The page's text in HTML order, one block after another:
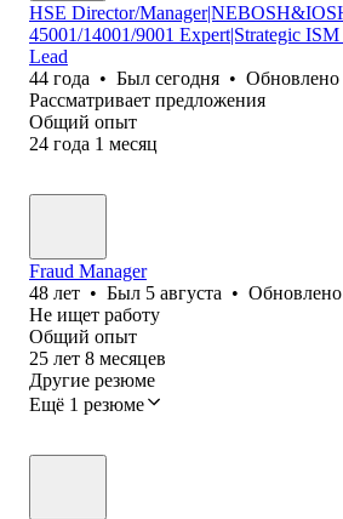
HSE Director/
45001/14001/9001 Expert|Strategic
Lead
44 года • Был сегодня • Обновлено
Рассматривает предложения
Общий опыт
24 года 1 месяц
Fraud Manager
48 лет • Был 5 августа • Обновлено
Не ищет работу
Общий опыт
25 лет 8 месяцев
Другие резюме
Ещё 1 резюме